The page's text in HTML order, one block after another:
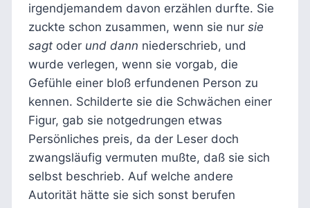
irgendjemandem davon erzählen durfte. Sie
zuckte schon zusammen, wenn sie nur sie
sagtoder und dann niederschrieb, und
wurde verlegen, wenn sie vorgab, die
Gefühle einer bloß erfundenen Person zu
kennen. Schilderte sie die Schwächen einer
Figur, gab sie notgedrungen etwas
Persönliches preis, da der Leser doch
zwangsläufig vermuten mußte, daß sie sich
selbst beschrieb. Auf welche andere
Autorität hätte sie sich sonst berufen